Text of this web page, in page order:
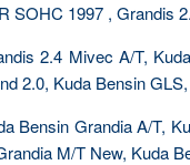
SOHC 1997 , Grandis
2.4 Mivec A/T,
2.0, Kuda Bensin
Bensin Grandia A/T,
M/T New, Kuda